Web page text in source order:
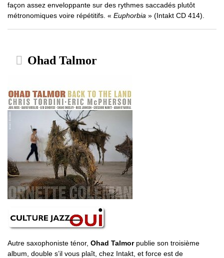
façon assez enveloppante sur des rythmes saccadés plutôt
métronomiques voire répétitifs. « Euphorbia » (Intakt CD 414).
Ohad Talmor
Autre saxophoniste ténor, Ohad Talmorpublie son troisième
album, double s’il vous plaît, chez Intakt, et force est de